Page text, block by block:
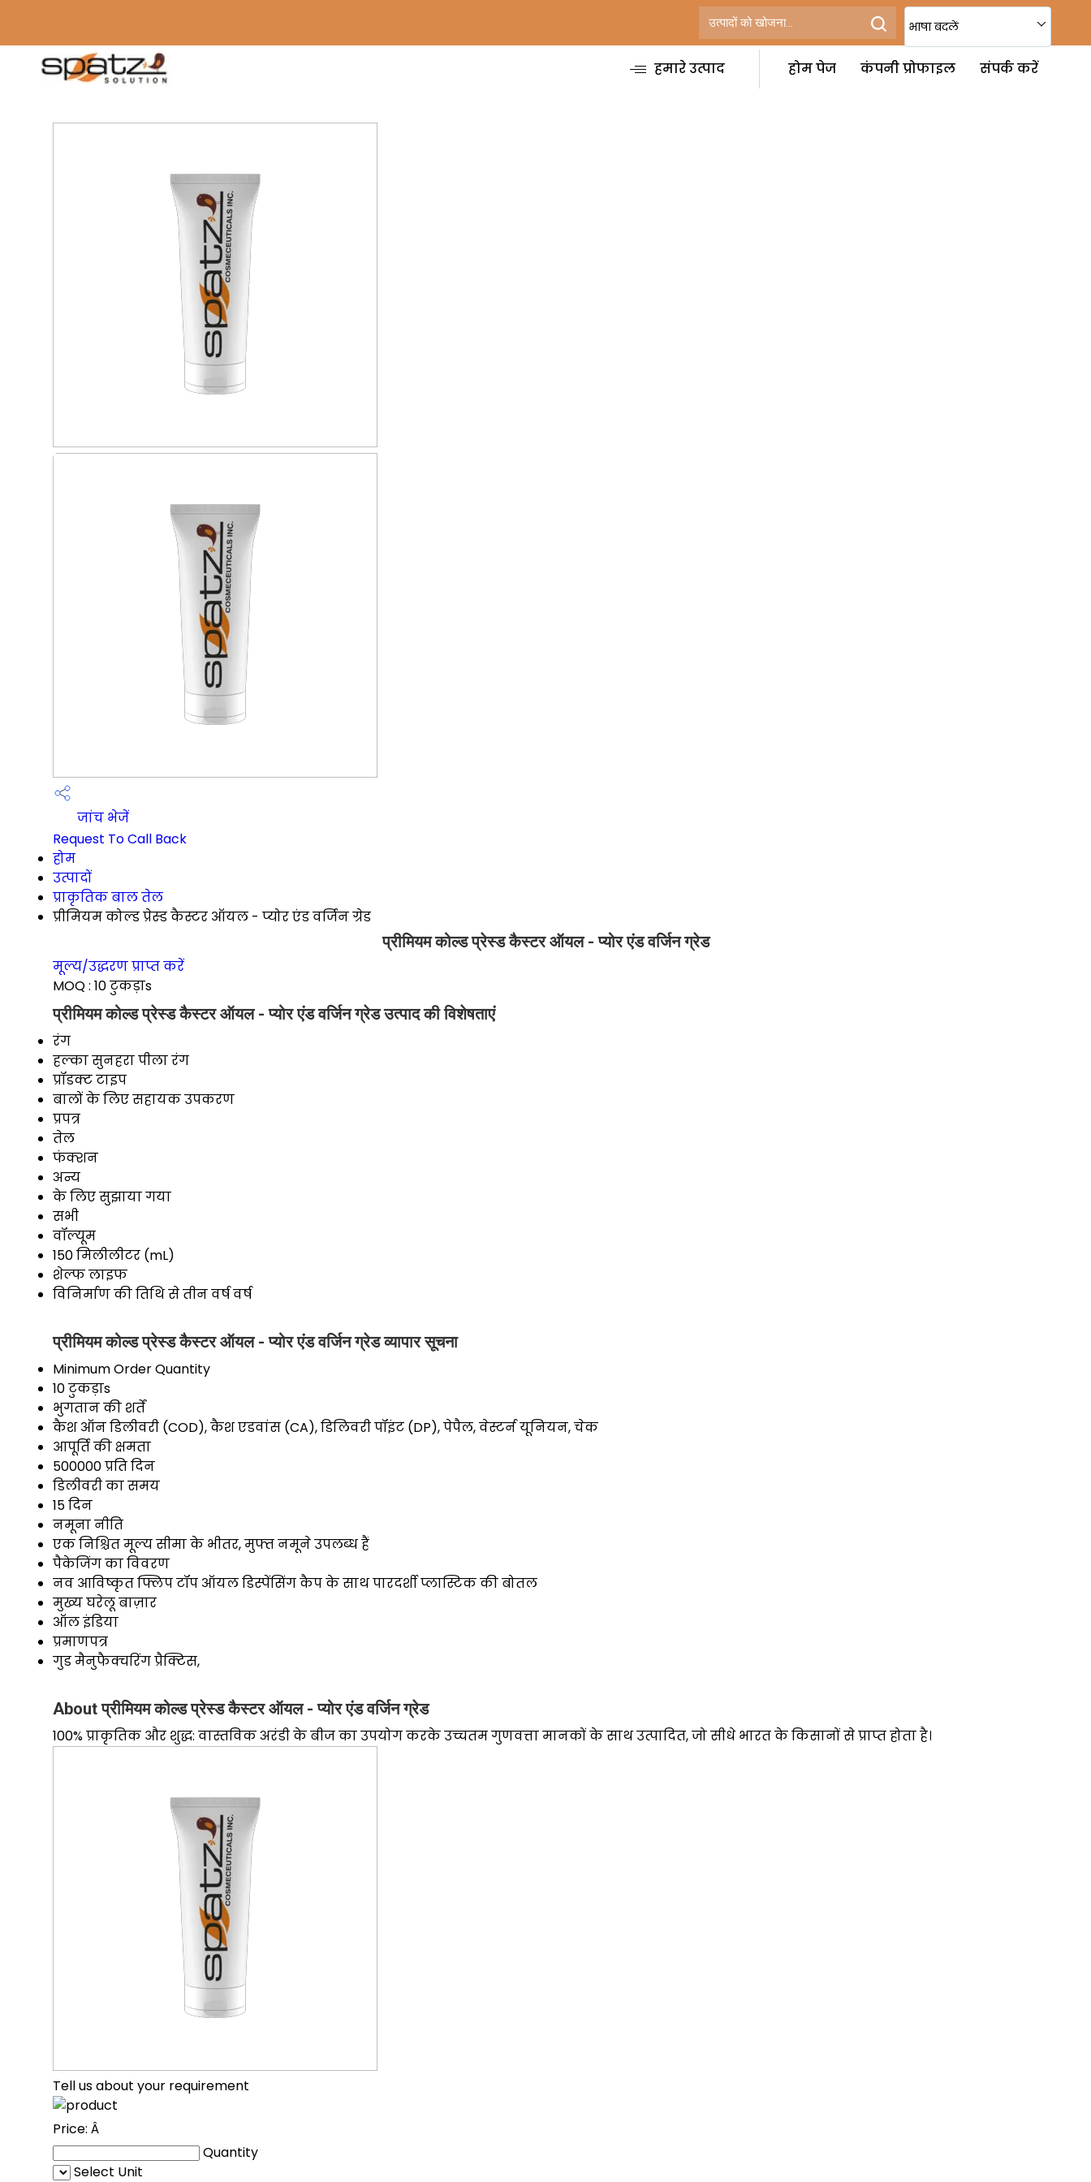
भाषा बदलें
हमारे उत्पाद होम पेज कंपनी प्रोफाइल संपर्क करें
जांच भेजें
Request To Call Back
होम
उत्पादों
प्राकृतिक बाल तेल
प्रीमियम कोल्ड प्रेस्ड कैस्टर ऑयल - प्योर एंड वर्जिन ग्रेड
प्रीमियम कोल्ड प्रेस्ड कैस्टर ऑयल - प्योर एंड वर्जिन ग्रेड
मूल्य/उद्धरण प्राप्त करें
MOQ : 10 टुकड़ाs
प्रीमियम कोल्ड प्रेस्ड कैस्टर ऑयल - प्योर एंड वर्जिन ग्रेड उत्पाद की विशेषताएं
रंग
हल्का सुनहरा पीला रंग
प्रॉडक्ट टाइप
बालों के लिए सहायक उपकरण
प्रपत्र
तेल
फंक्शन
अन्य
के लिए सुझाया गया
सभी
वॉल्यूम
150 मिलीलीटर (mL)
शेल्फ लाइफ
विनिर्माण की तिथि से तीन वर्ष वर्ष
प्रीमियम कोल्ड प्रेस्ड कैस्टर ऑयल - प्योर एंड वर्जिन ग्रेड व्यापार सूचना
Minimum Order Quantity
10 टुकड़ाs
भुगतान की शर्तें
कैश ऑन डिलीवरी (COD), कैश एडवांस (CA), डिलिवरी पॉइंट (DP), पेपैल, वेस्टर्न यूनियन, चेक
आपूर्ति की क्षमता
500000 प्रति दिन
डिलीवरी का समय
15 दिन
नमूना नीति
एक निश्चित मूल्य सीमा के भीतर, मुफ्त नमूने उपलब्ध हैं
पैकेजिंग का विवरण
नव आविष्कृत फ्लिप टॉप ऑयल डिस्पेंसिंग कैप के साथ पारदर्शी प्लास्टिक की बोतल
मुख्य घरेलू बाज़ार
ऑल इंडिया
प्रमाणपत्र
गुड मैनुफैक्चरिंग प्रैक्टिस,
About प्रीमियम कोल्ड प्रेस्ड कैस्टर ऑयल - प्योर एंड वर्जिन ग्रेड
100% प्राकृतिक और शुद्ध: वास्तविक अरंडी के बीज का उपयोग करके उच्चतम गुणवत्ता मानकों के साथ उत्पादित, जो सीधे भारत के किसानों से प्राप्त होता है।
Tell us about your requirement
Price: Â
Quantity
Select Unit